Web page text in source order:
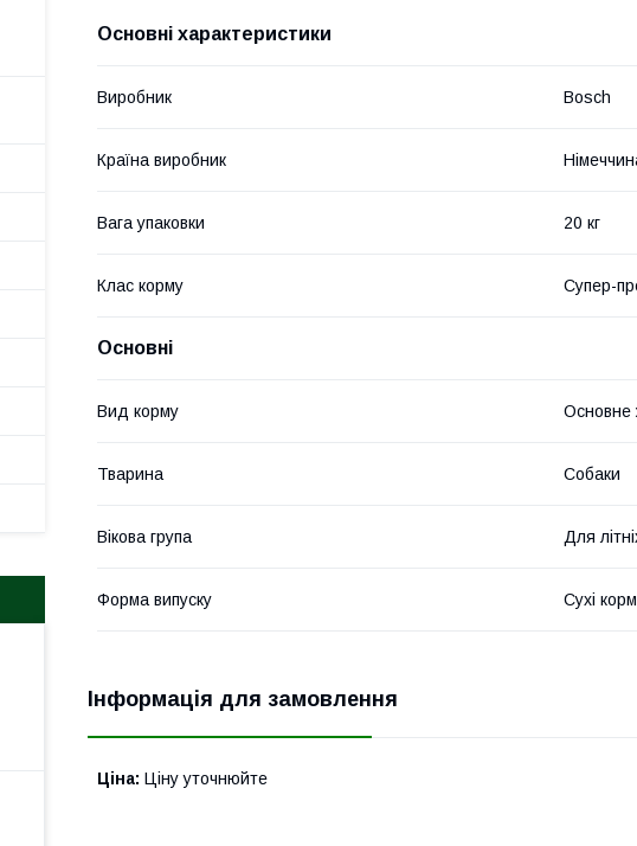
Основні характеристики
Виробник Bosch
Країна виробник
Вага упаковки 20 кг
Клас корму Супер-
Основні
Вид корму Основне
Тварина Собаки
Вікова група Для
Форма випуску Сухі
Інформація для замовлення
Ціна: Ціну уточнюйте